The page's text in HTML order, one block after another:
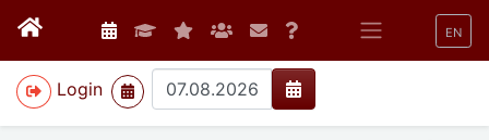
EN
Login
>